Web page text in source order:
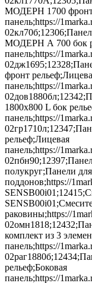
МОДЕРН 1700 фронт
панель;https://
МОДЕРН А 700 бок
панель;https://
фронт
панель;https://
1800х800 L бок
панель;https://
рельеф;Лицевая
панель;https://
полукруг;Панели для
поддонов;https://
раковины;https://
комплект из 3
панель;https://
рельеф;Боковая
панель;https://